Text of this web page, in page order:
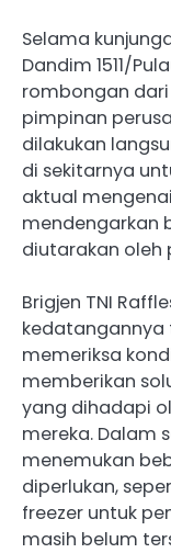
Selama
Dandim 1511/
rombongan dari
pimpinan
dilakukan
di sekitarnya
aktual
mendengarkan
diutarakan oleh
Brigjen TNI
kedatangannya
memeriksa
memberikan
yang dihadapi
mereka. Dalam
menemukan
diperlukan,
freezer untuk
masih belum